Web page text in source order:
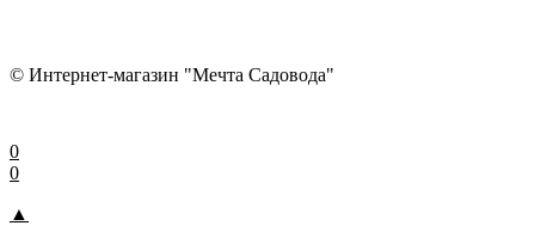
© Интернет-магазин "Мечта Садовода"
0
0
▲